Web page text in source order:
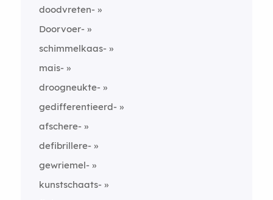
doodvreten-
Doorvoer-
schimmelkaas-
mais-
droogneukte-
gedifferentieerd-
afschere-
defibrillere-
gewriemel-
kunstschaats-